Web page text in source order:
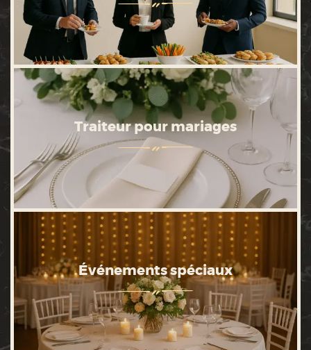
Traiteur pour mariages
Événements spéciaux